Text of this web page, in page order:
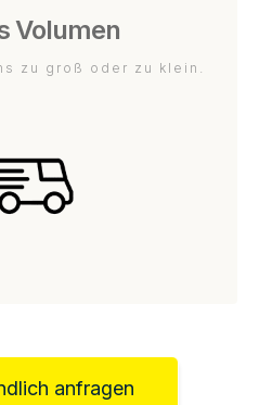
Volumen
zu groß oder zu klein.
anfragen